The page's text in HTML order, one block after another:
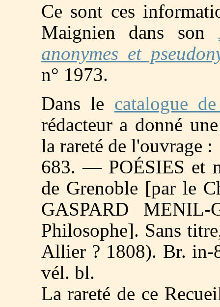
Ce sont ces
Maignien dans son
anonymes et
n° 1973.
Dans le catalogue
rédacteur a donné
la rareté de l'ouvrage :
683. — POÉSIES et
de Grenoble [par le
GASPARD
Philosophe]. Sans
Allier ? 1808). Br. in-
vél. bl.
La rareté de ce